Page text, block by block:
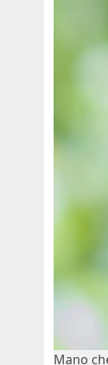
Mano